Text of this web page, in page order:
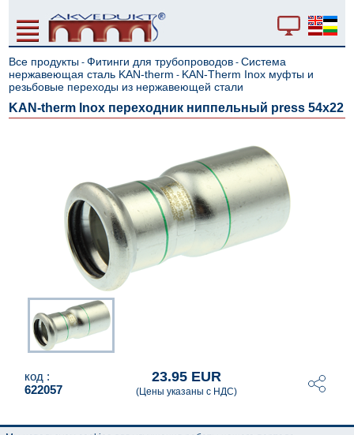
Все продукты -Фитинги для трубопроводов -Система
нержавеющая сталь KAN-therm - KAN-Therm Inox муфты и
резьбовые переходы из нержавеющей стали
KAN-therm Inox переходник ниппельный press 54x22
код :
622057
23.95 EUR
(Цены указаны с НДС)